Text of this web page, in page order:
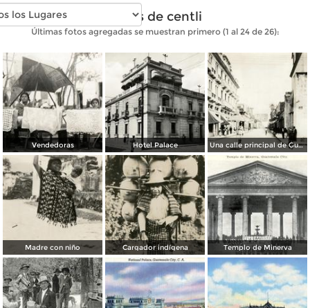
Fotos de centli
Últimas fotos agregadas se muestran primero (1 al 24 de 26):
Vendedoras Hotel Palace Una calle principal de Guatemala
Madre con niño Cargador indígena Templo de Minerva